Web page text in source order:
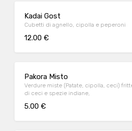
Kadai Gost
Cubetti di agnello, cipolla e peperoni
12.00 €
Pakora Misto
Verdure miste (Patate, cipolla, ceci)
di ceci e spezie indiane,
5.00 €